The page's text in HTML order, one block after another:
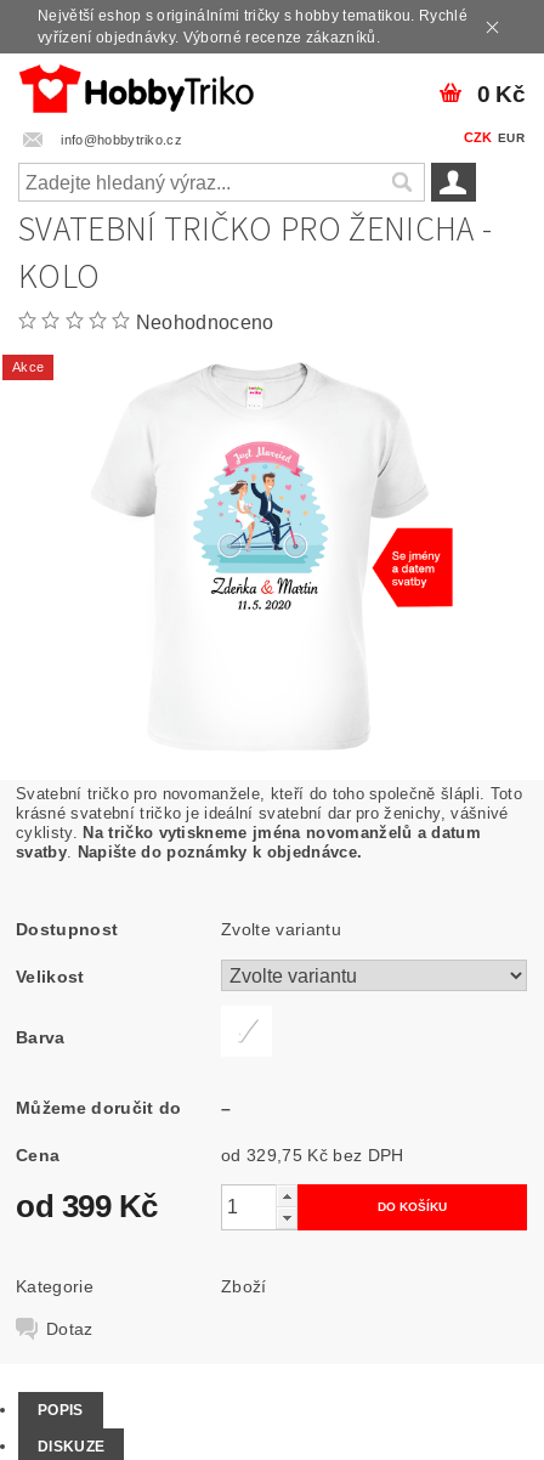
Největší eshop s originálními tričky s hobby tematikou. Rychlé
vyřízení objednávky. Výborné recenze zákazníků.
info@hobbytriko.cz CZK EUR
0 Kč
SVATEBNÍ TRIČKO PRO ŽENICHA -
KOLO
Neohodnoceno
Akce
Svatební tričko pro novomanžele, kteří do toho společně šlápli. Toto
krásné svatební tričko je ideální svatební dar pro ženichy, vášnivé
cyklisty.
Na tričko vytiskneme jména novomanželů a datum
svatby
Napište do poznámky k objednávce.
Dostupnost Zvolte variantu
Velikost
Barva
Můžeme doručit do –
Cena od 329,75 Kč bez DPH
od 399 Kč
Kategorie Zboží
Dotaz
POPIS
DISKUZE